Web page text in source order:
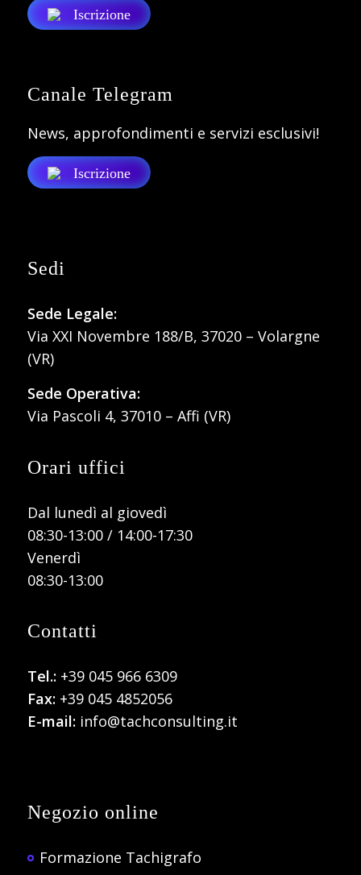
Iscrizione
Canale Telegram
News, approfondimenti e servizi esclusivi!
Iscrizione
Sedi
Sede Legale:
Via XXI Novembre 188/B, 37020 – Volargne
(VR)
Sede Operativa:
Via Pascoli 4, 37010 – Affi (VR)
Orari uffici
Dal lunedì al giovedì
08:30-13:00 / 14:00-17:30
Venerdì
08:30-13:00
Contatti
Tel.: +39 045 966 6309
Fax:+39 045 4852056
E-mail:info@tachconsulting.it
Negozio online
Formazione Tachigrafo